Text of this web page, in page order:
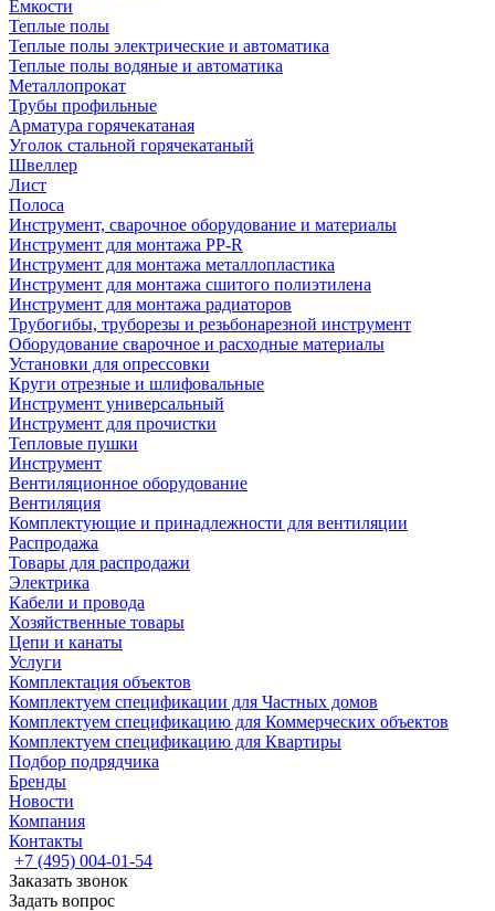
Ёмкости
Теплые полы
Теплые полы электрические и автоматика
Теплые полы водяные и автоматика
Металлопрокат
Трубы профильные
Арматура горячекатаная
Уголок стальной горячекатаный
Швеллер
Лист
Полоса
Инструмент, сварочное оборудование и материалы
Инструмент для монтажа PP-R
Инструмент для монтажа металлопластика
Инструмент для монтажа сшитого полиэтилена
Инструмент для монтажа радиаторов
Трубогибы, труборезы и резьбонарезной инструмент
Оборудование сварочное и расходные материалы
Установки для опрессовки
Круги отрезные и шлифовальные
Инструмент универсальный
Инструмент для прочистки
Тепловые пушки
Инструмент
Вентиляционное оборудование
Вентиляция
Комплектующие и принадлежности для вентиляции
Распродажа
Товары для распродажи
Электрика
Кабели и провода
Хозяйственные товары
Цепи и канаты
Услуги
Комплектация объектов
Комплектуем спецификации для Частных домов
Комплектуем спецификацию для Коммерческих объектов
Комплектуем спецификацию для Квартиры
Подбор подрядчика
Бренды
Новости
Компания
Контакты
+7 (495) 004-01-54
Заказать звонок
Задать вопрос